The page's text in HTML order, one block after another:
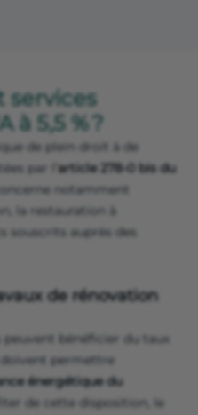
services
à 5,5 % ?
de plein droit à de
par l’ article 278-0 bis du
notamment
la restauration à
souscrits auprès des
de rénovation
peuvent bénéficier du taux
doivent permettre
énergétique du
de cette disposition, le